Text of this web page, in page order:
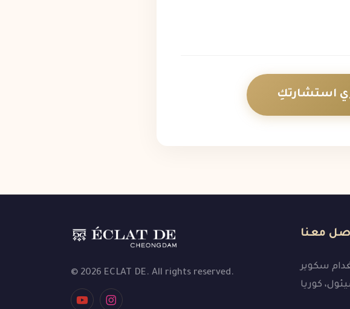
استشارتكِ
© 2026 ECLAT DE. All rights reserved.
معنا